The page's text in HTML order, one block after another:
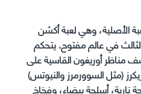
الأصلية، وهي لعبة أكشن
في عالم مفتوح. يتحكم
مناظر أوريغون القاسية على
(مثل السوورمرز والنيوتس)
نارية، أسلحة بيضاء، وفخاخ